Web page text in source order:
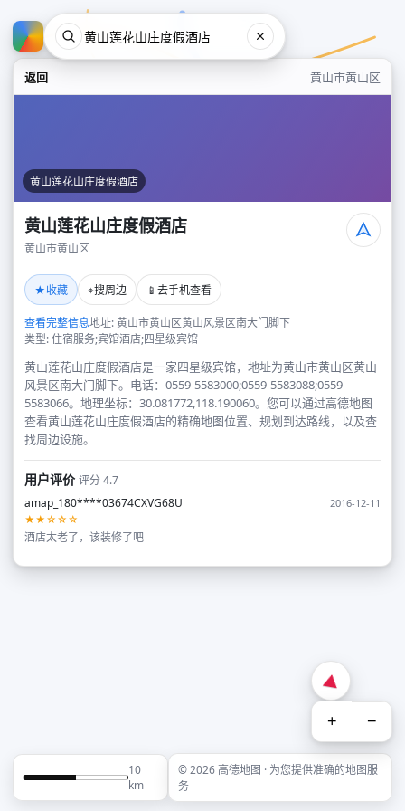
返回 黄山市黄山区
黄山莲花山庄度假酒店
黄山莲花山庄度假酒店
黄山市黄山区
★收藏 ⌖搜周边 📱 去手机查看
查看完整信息地址: 黄山市黄山区黄山风景区南大门脚下
类型: 住宿服务;宾馆酒店;四星级宾馆
黄山莲花山庄度假酒店是一家四星级宾馆，地址为黄山市黄山区黄山
风景区南大门脚下。电话：0559-5583000;0559-5583088;0559-
5583066。地理坐标：30.081772,118.190060。您可以通过高德地图
查看黄山莲花山庄度假酒店的精确地图位置、规划到达路线，以及查
找周边设施。
用户评价评分 4.7
amap_180****03674CXVG68U
2016-12-11
★★☆☆☆
酒店太老了，该装修了吧
+ −
10
km
© 2026 高德地图 · 为您提供准确的地图服
务